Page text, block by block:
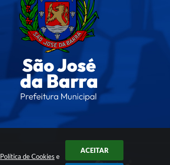
Política de Cookies e
ACEITAR